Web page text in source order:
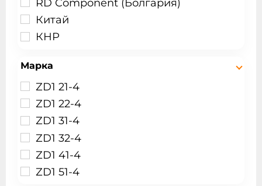
Редукторы подъема
Болгария
Китай
Тельферы
Kranfer
Таль производство Болгария
Таль производство Китай
Таль производство Россия
Тельферы электрические
RD Component (Болгария)
Китай
КНР
Марка
ZD1 21-4
ZD1 22-4
ZD1 31-4
ZD1 32-4
ZD1 41-4
ZD1 51-4